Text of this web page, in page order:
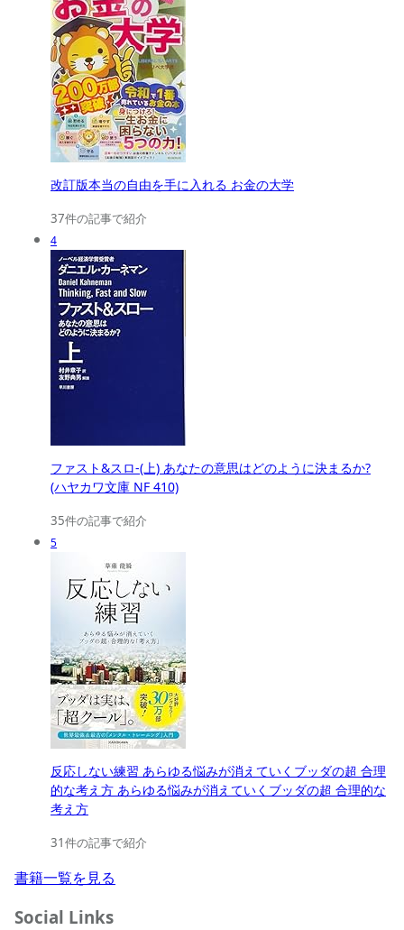
改訂版本当の自由を手に入れる お金の大学
37件の記事で紹介
4
ファスト&スロ-(上) あなたの意思はどのように決まるか?
(ハヤカワ文庫 NF 410)
35件の記事で紹介
5
反応しない練習 あらゆる悩みが消えていくブッダの超 合理
的な考え方 あらゆる悩みが消えていくブッダの超 合理的な
考え方
31件の記事で紹介
書籍一覧を見る
Social Links